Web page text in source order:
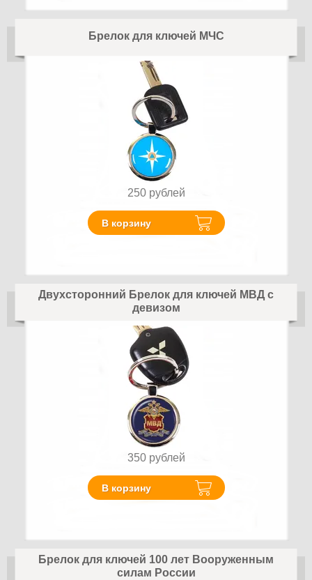
Брелок для ключей МЧС
250 рублей
В корзину
Двухсторонний Брелок для ключей МВД с
девизом
350 рублей
В корзину
Брелок для ключей 100 лет Вооруженным
силам России